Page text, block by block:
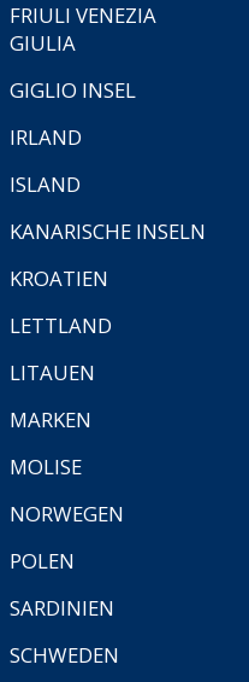
FRIULI VENEZIA
GIULIA
GIGLIO INSEL
IRLAND
ISLAND
KANARISCHE INSELN
KROATIEN
LETTLAND
LITAUEN
MARKEN
MOLISE
NORWEGEN
POLEN
SARDINIEN
SCHWEDEN